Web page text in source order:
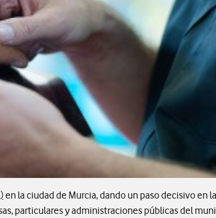
en la ciudad de Murcia, dando un paso decisivo en la
particulares y administraciones públicas del